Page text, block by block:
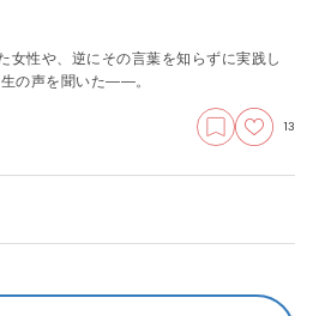
女性や、逆にその言葉を知らずに実践し
の声を聞いた――。
13